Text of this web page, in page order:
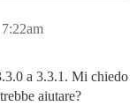
a 3.3.1. Mi chiedo
aiutare?